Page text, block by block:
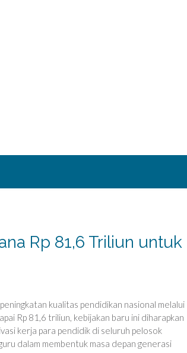
Rp 81,6 Triliun untuk
kualitas pendidikan nasional melalui
Rp 81,6 triliun, kebijakan baru ini diharapkan
kerja para pendidik di seluruh pelosok
dalam membentuk masa depan generasi